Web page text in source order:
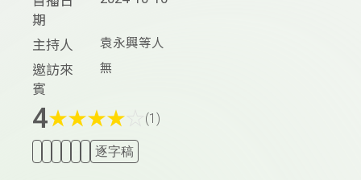
期
主持人 袁永興等人
邀訪來
賓
無
4★★★★ (1)
逐字稿